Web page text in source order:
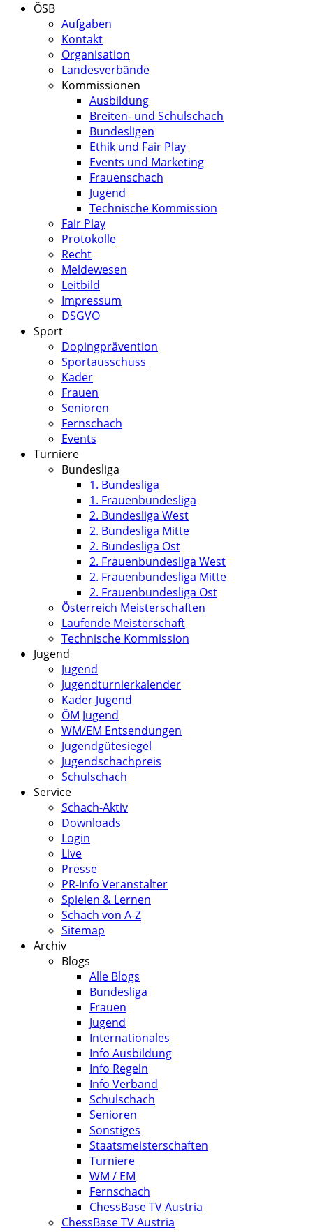
ÖSB
Aufgaben
Kontakt
Organisation
Landesverbände
Kommissionen
Ausbildung
Breiten- und Schulschach
Bundesligen
Ethik und Fair Play
Events und Marketing
Frauenschach
Jugend
Technische Kommission
Fair Play
Protokolle
Recht
Meldewesen
Leitbild
Impressum
DSGVO
Sport
Dopingprävention
Sportausschuss
Kader
Frauen
Senioren
Fernschach
Events
Turniere
Bundesliga
1. Bundesliga
1. Frauenbundesliga
2. Bundesliga West
2. Bundesliga Mitte
2. Bundesliga Ost
2. Frauenbundesliga West
2. Frauenbundesliga Mitte
2. Frauenbundesliga Ost
Österreich Meisterschaften
Laufende Meisterschaft
Technische Kommission
Jugend
Jugend
Jugendturnierkalender
Kader Jugend
ÖM Jugend
WM/EM Entsendungen
Jugendgütesiegel
Jugendschachpreis
Schulschach
Service
Schach-Aktiv
Downloads
Login
Live
Presse
PR-Info Veranstalter
Spielen & Lernen
Schach von A-Z
Sitemap
Archiv
Blogs
Alle Blogs
Bundesliga
Frauen
Jugend
Internationales
Info Ausbildung
Info Regeln
Info Verband
Schulschach
Senioren
Sonstiges
Staatsmeisterschaften
Turniere
WM / EM
Fernschach
ChessBase TV Austria
ChessBase TV Austria